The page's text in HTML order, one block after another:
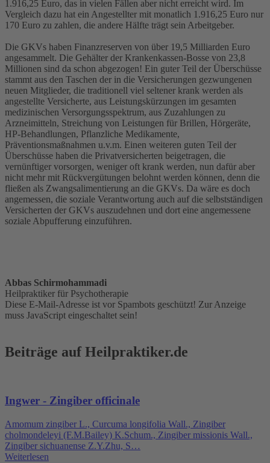
1.916,25 Euro, das in vielen Fällen aber nicht erreicht wird. Im
Vergleich dazu hat ein Angestellter mit monatlich 1.916,25 Euro nur
170 Euro zu zahlen, die andere Hälfte trägt sein Arbeitgeber.
Die GKVs haben Finanzreserven von über 19,5 Milliarden Euro
angesammelt. Die Gehälter der Krankenkassen-Bosse von 23,8
Millionen sind da schon abgezogen! Ein guter Teil der Überschüsse
stammt aus den Taschen der in die Versicherungen gezwungenen
neuen Mitglieder, die traditionell viel seltener krank werden als
angestellte Versicherte, aus Leistungskürzungen im gesamten
medizinischen Versorgungsspektrum, aus Zuzahlungen zu
Arzneimitteln, Streichung von Leistungen für Brillen, Hörgeräte,
HP-Behandlungen, Pflanzliche Medikamente,
Präventionsmaßnahmen u.v.m. Einen weiteren guten Teil der
Überschüsse haben die Privatversicherten beigetragen, die
vernünftiger vorsorgen, weniger oft krank werden, nun dafür aber
nicht mehr mit Rückvergütungen belohnt werden können, denn die
fließen als Zwangsalimentierung an die GKVs. Da wäre es doch
angemessen, die soziale Verantwortung auch auf die selbstständigen
Versicherten der GKVs auszudehnen und dort eine angemessene
soziale Abpufferung einzuführen.
Abbas Schirmohammadi
Heilpraktiker für Psychotherapie
Diese E-Mail-Adresse ist vor Spambots geschützt! Zur Anzeige
muss JavaScript eingeschaltet sein!
Beiträge auf Heilpraktiker.de
Ingwer - Zingiber officinale
Amomum zingiber L., Curcuma longifolia Wall., Zingiber
cholmondeleyi (F.M.Bailey) K.Schum., Zingiber missionis Wall.,
Zingiber sichuanense Z.Y.Zhu, S…
Weiterlesen